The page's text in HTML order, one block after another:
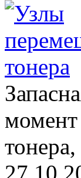
момент